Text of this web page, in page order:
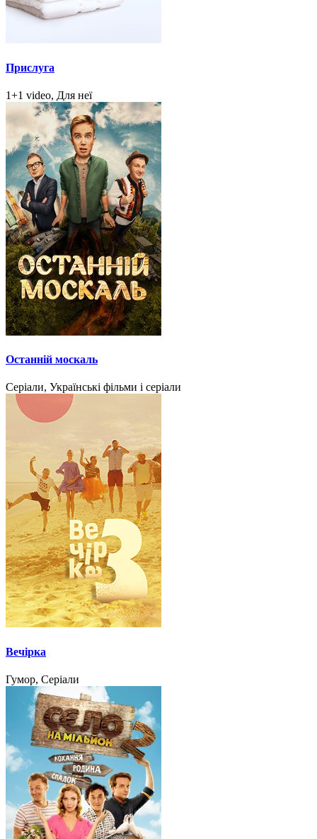
Прислуга
1+1 video, Для неї
Останній москаль
Серіали, Українські фільми і серіали
Вечірка
Гумор, Серіали